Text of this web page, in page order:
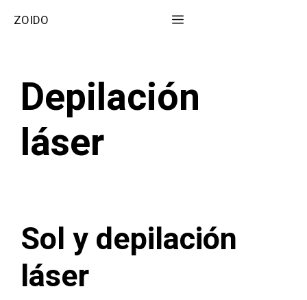
ZOIDO Menú
Depilación
láser
Sol y depilación
láser